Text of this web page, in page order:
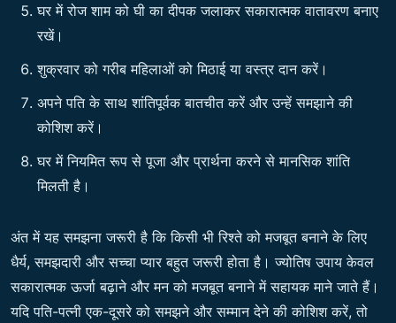
घर में रोज शाम को घी का दीपक जलाकर सकारात्मक वातावरण बनाए
रखें।
शुक्रवार को गरीब महिलाओं को मिठाई या वस्त्र दान करें।
अपने पति के साथ शांतिपूर्वक बातचीत करें और उन्हें समझाने की
कोशिश करें।
घर में नियमित रूप से पूजा और प्रार्थना करने से मानसिक शांति
मिलती है।
अंत में यह समझना जरूरी है कि किसी भी रिश्ते को मजबूत बनाने के लिए
धैर्य, समझदारी और सच्चा प्यार बहुत जरूरी होता है। ज्योतिष उपाय केवल
सकारात्मक ऊर्जा बढ़ाने और मन को मजबूत बनाने में सहायक माने जाते हैं।
यदि पति-पत्नी एक-दूसरे को समझने और सम्मान देने की कोशिश करें, तो